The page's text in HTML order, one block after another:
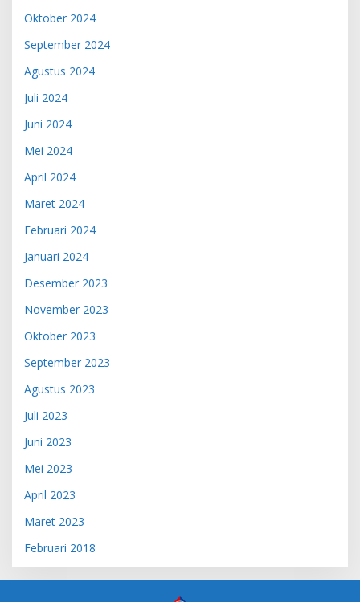
Oktober 2024
September 2024
Agustus 2024
Juli 2024
Juni 2024
Mei 2024
April 2024
Maret 2024
Februari 2024
Januari 2024
Desember 2023
November 2023
Oktober 2023
September 2023
Agustus 2023
Juli 2023
Juni 2023
Mei 2023
April 2023
Maret 2023
Februari 2018